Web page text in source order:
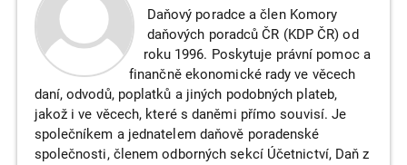
Daňový poradce a člen Komory
daňových poradců ČR (KDP ČR) od
roku 1996. Poskytuje právní pomoc a
finančně ekonomické rady ve věcech
daní, odvodů, poplatků a jiných podobných plateb,
jakož i ve věcech, které s daněmi přímo souvisí. Je
společníkem a jednatelem daňově poradenské
společnosti, členem odborných sekcí Účetnictví, Daň z